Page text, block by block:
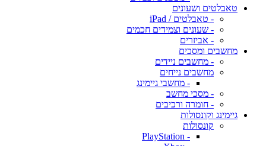
טאבלטים ושעונים
- טאבלטים / iPad
- שעונים וצמידים חכמים
- אביזרים
מחשבים ומסכים
- מחשבים ניידים
מחשבים נייחים
- מחשבי גיימינג
- מסכי מחשב
- חומרה ורכיבים
גיימינג וקונסולות
קונסולות
- PlayStation